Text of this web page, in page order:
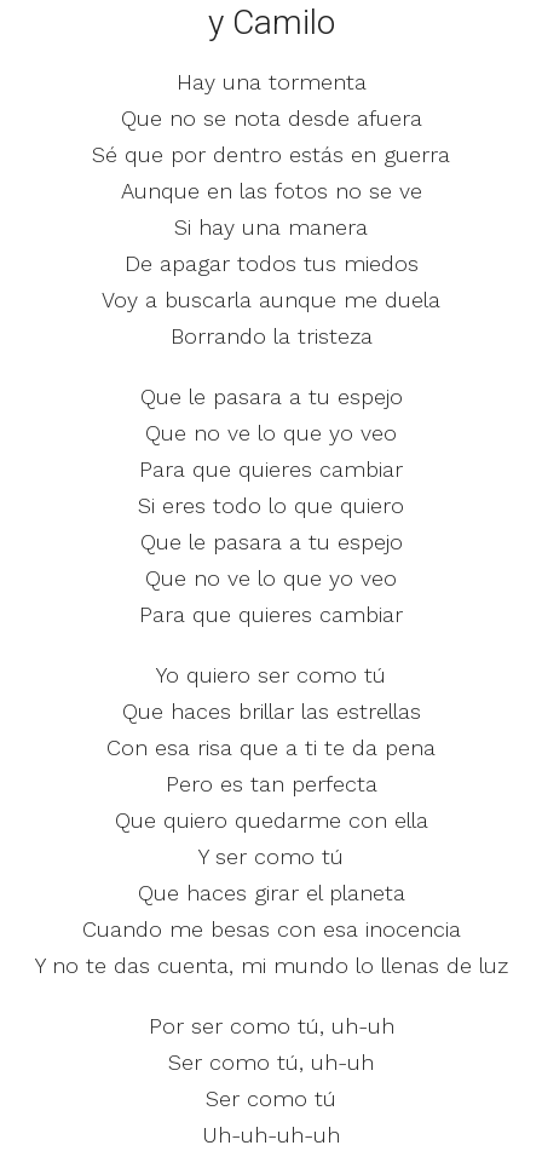
y Camilo
Hay una tormenta
Que no se nota desde afuera
Sé que por dentro estás en guerra
Aunque en las fotos no se ve
Si hay una manera
De apagar todos tus miedos
Voy a buscarla aunque me duela
Borrando la tristeza
Que le pasara a tu espejo
Que no ve lo que yo veo
Para que quieres cambiar
Si eres todo lo que quiero
Que le pasara a tu espejo
Que no ve lo que yo veo
Para que quieres cambiar
Yo quiero ser como tú
Que haces brillar las estrellas
Con esa risa que a ti te da pena
Pero es tan perfecta
Que quiero quedarme con ella
Y ser como tú
Que haces girar el planeta
Cuando me besas con esa inocencia
Y no te das cuenta, mi mundo lo llenas de luz
Por ser como tú, uh-uh
Ser como tú, uh-uh
Ser como tú
Uh-uh-uh-uh